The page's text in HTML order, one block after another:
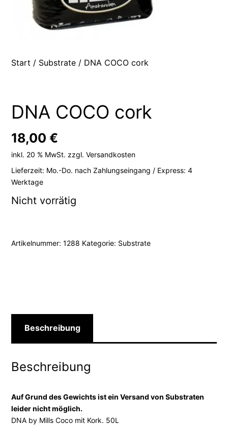
Start / Substrate / DNA COCO cork
DNA COCO cork
18,00€
inkl. 20 % MwSt. zzgl.Versandkosten
Lieferzeit: Mo.-Do. nach Zahlungseingang / Express: 4
Werktage
Nicht vorrätig
Artikelnummer:1288 Kategorie: Substrate
Beschreibung
Beschreibung
Auf Grund des Gewichts ist ein Versand von Substraten
leider nicht möglich.
DNA by Mills Coco mit Kork. 50L